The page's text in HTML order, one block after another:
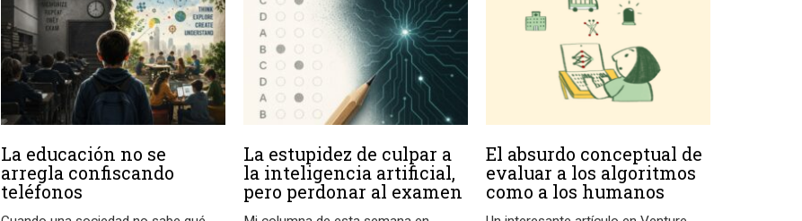
La educación no se
arregla confiscando
teléfonos
La estupidez de culpar a
la inteligencia artificial,
pero perdonar al examen
El absurdo conceptual de
evaluar a los algoritmos
como a los humanos